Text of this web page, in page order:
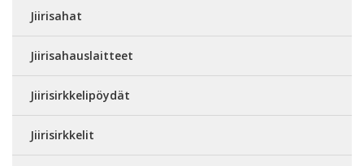
Jiirisahat
Jiirisahauslaitteet
Jiirisirkkelipöydät
Jiirisirkkelit